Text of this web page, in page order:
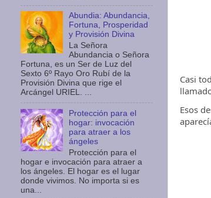
Casi
Esos
Abundia: Abundancia,
Fortuna, Prosperidad
y Provisión Divina
La Señora
Abundancia o Señora
Fortuna, es un Ser de Luz del
Sexto 6º Rayo Oro Rubí de la
Provisión Divina que rige el
Arcángel URIEL. ...
Protección para el
hogar: invocación
para atraer a los
ángeles
Protección para el
hogar e invocación para atraer a
los ángeles. El hogar es el lugar
donde vivimos. No importa si es
una...